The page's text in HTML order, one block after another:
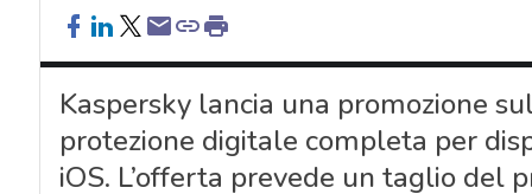
Kaspersky lancia una promozione
protezione digitale completa per
iOS. L’offerta prevede un taglio del